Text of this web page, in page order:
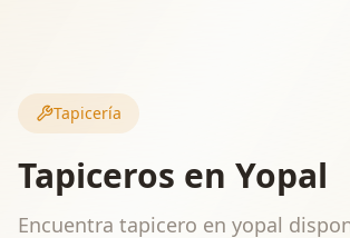
Tapicería
Tapiceros en Yopal
Encuentra tapicero en yopal